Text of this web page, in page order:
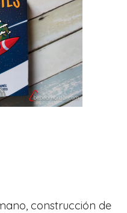
construcción de